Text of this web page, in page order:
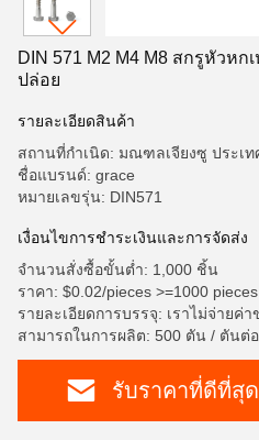
DIN 571 M2 M4 M8 สกรูหัวหก
ปล่อย
รายละเอียดสินค้า
สถานที่กำเนิด: มณฑลเจียงซู ประเท
ชื่อแบรนด์: grace
หมายเลขรุ่น: DIN571
เงื่อนไขการชำระเงินและการจัดส่ง
จำนวนสั่งซื้อขั้นต่ำ: 1,000 ชิ้น
ราคา: $0.02/pieces >=1000 pieces
รายละเอียดการบรรจุ: เราไม่จ่ายค่า
สามารถในการผลิต: 500 ตัน / ตันต่
รับราคาที่ดีที่สุด